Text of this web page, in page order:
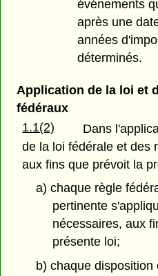
événements
après une
années
déterminés.
Application de la loi et
fédéraux
1.1(2)
Dans
de la loi fédérale et des
aux fins que prévoit la
a) chaque règle
pertinente
nécessaires, aux
présente loi;
b) chaque